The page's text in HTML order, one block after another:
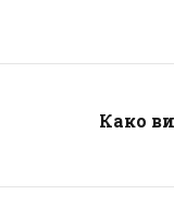
Како